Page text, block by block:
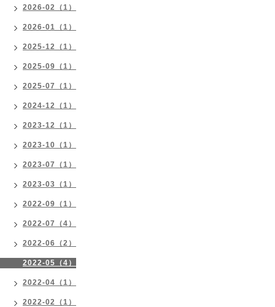
2026-02（1）
2026-01（1）
2025-12（1）
2025-09（1）
2025-07（1）
2024-12（1）
2023-12（1）
2023-10（1）
2023-07（1）
2023-03（1）
2022-09（1）
2022-07（4）
2022-06（2）
2022-05（4）
2022-04（1）
2022-02（1）